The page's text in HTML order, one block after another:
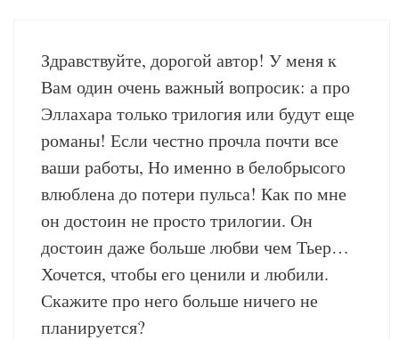
Здравствуйте, дорогой автор! У меня к
Вам один очень важный вопросик: а про
Эллахара только трилогия или будут еще
романы! Если честно прочла почти все
ваши работы, Но именно в белобрысого
влюблена до потери пульса! Как по мне
он достоин не просто трилогии. Он
достоин даже больше любви чем Тьер…
Хочется, чтобы его ценили и любили.
Скажите про него больше ничего не
планируется?